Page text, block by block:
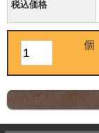
税込価格
個